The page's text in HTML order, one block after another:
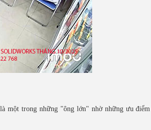
một trong những "ông lớn" nhờ những ưu điểm